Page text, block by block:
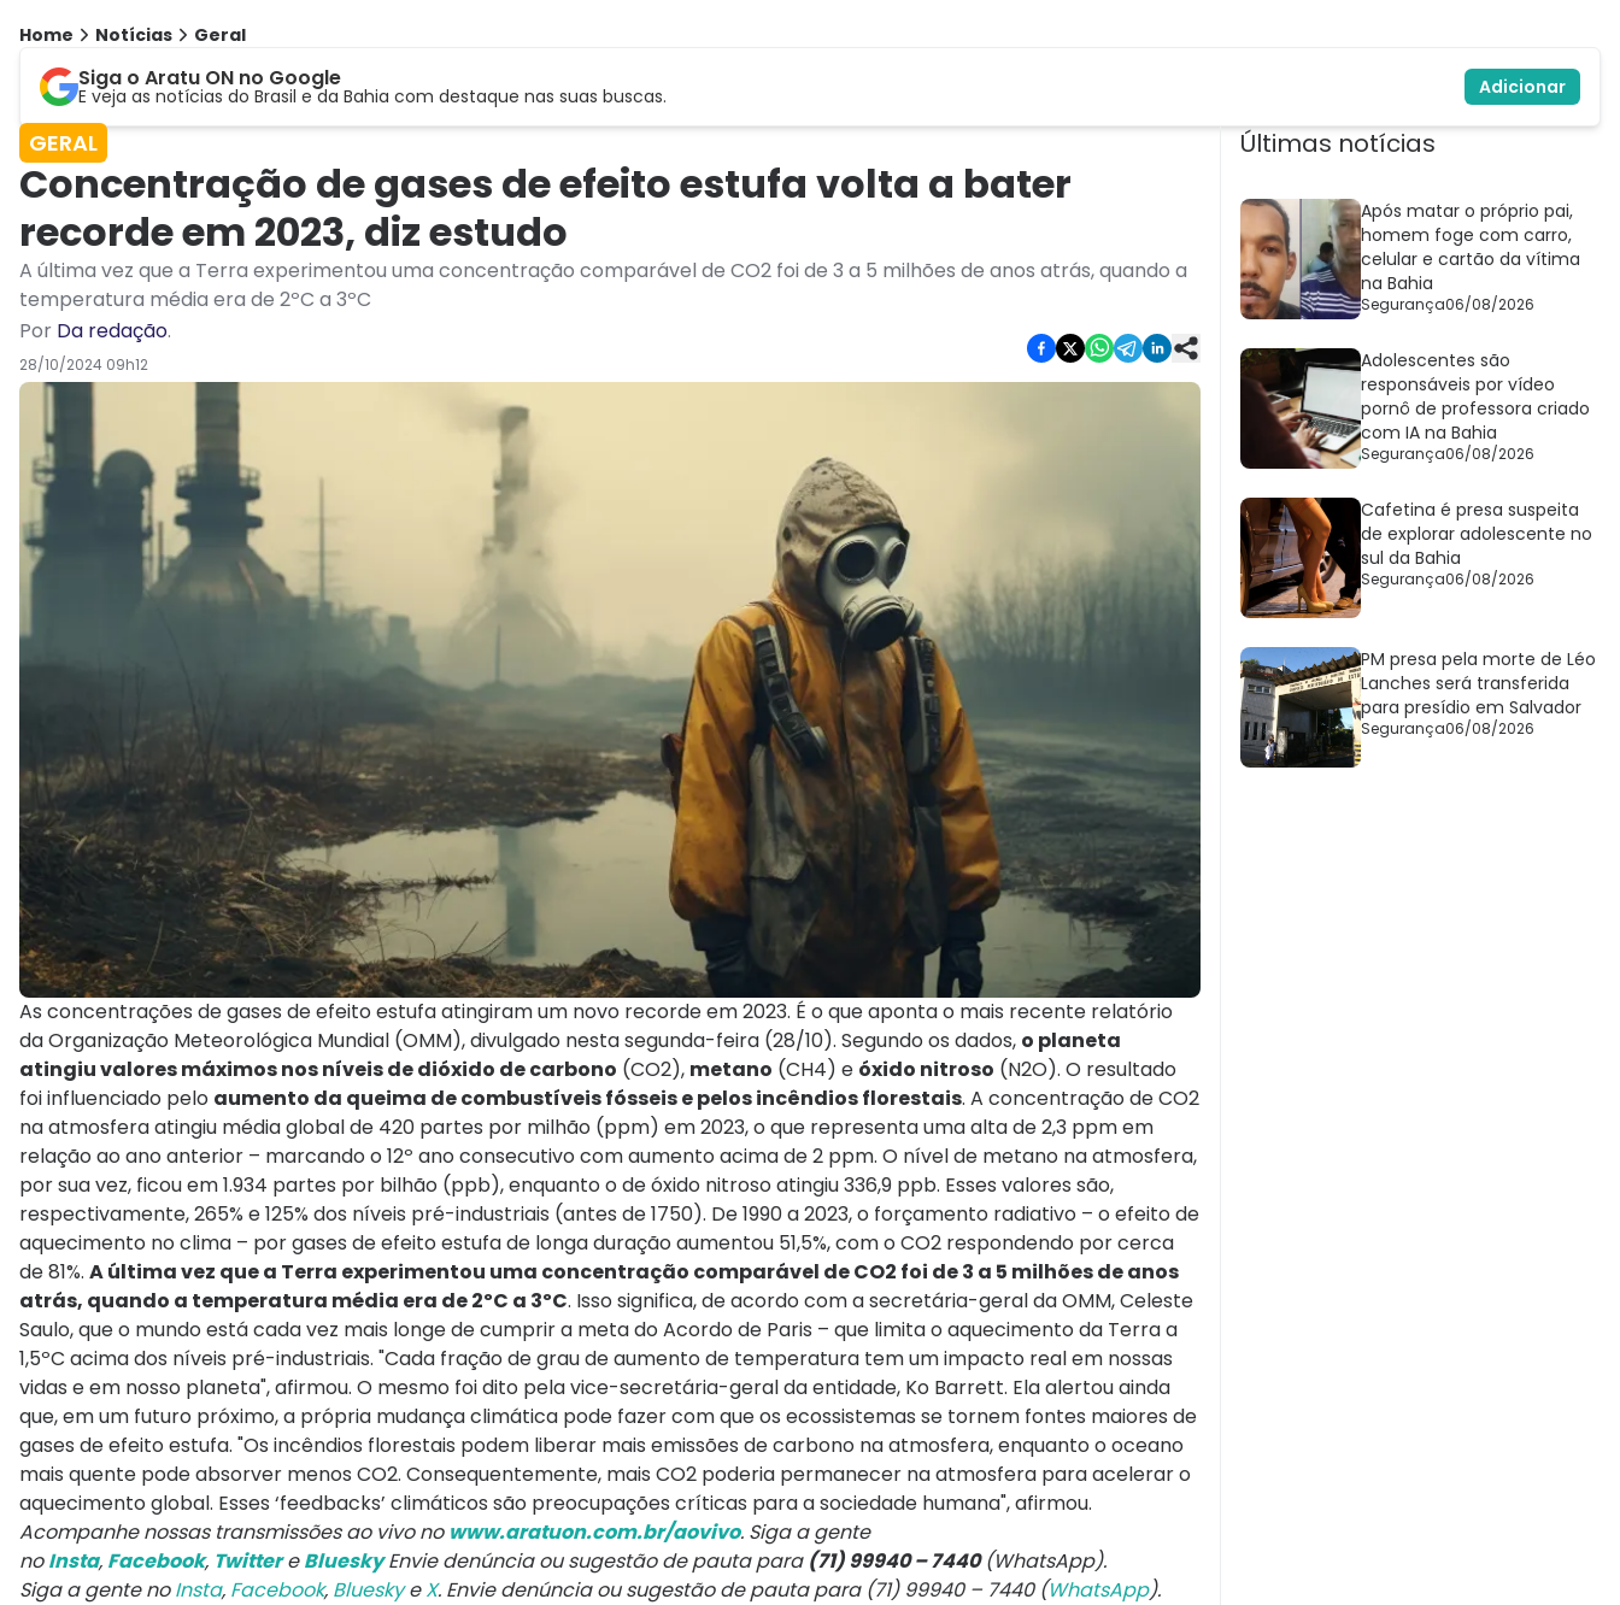
Home Notícias Geral
Siga o Aratu ON no Google
E veja as notícias do Brasil e da Bahia com destaque nas suas buscas. Adicionar
GERAL
Concentração de gases de efeito estufa volta a bater
recorde em 2023, diz estudo
A última vez que a Terra experimentou uma concentração comparável de CO2 foi de 3 a 5 milhões de anos atrás, quando a
temperatura média era de 2ºC a 3ºC
Por Da redação.
28/10/2024 09h12
As concentrações de gases de efeito estufa atingiram um novo recorde em 2023. É o que aponta o mais recente relatório
da Organização Meteorológica Mundial (OMM), divulgado nesta segunda-feira (28/10). Segundo os dados, o planeta
atingiu valores máximos nos níveis de dióxido de carbono (CO2), metano (CH4) e óxido nitroso (N2O). O resultado
foi influenciado pelo aumento da queima de combustíveis fósseis e pelos incêndios florestais. A concentração de CO2
na atmosfera atingiu média global de 420 partes por milhão (ppm) em 2023, o que representa uma alta de 2,3 ppm em
relação ao ano anterior – marcando o 12º ano consecutivo com aumento acima de 2 ppm. O nível de metano na atmosfera,
por sua vez, ficou em 1.934 partes por bilhão (ppb), enquanto o de óxido nitroso atingiu 336,9 ppb. Esses valores são,
respectivamente, 265% e 125% dos níveis pré-industriais (antes de 1750). De 1990 a 2023, o forçamento radiativo – o efeito de
aquecimento no clima – por gases de efeito estufa de longa duração aumentou 51,5%, com o CO2 respondendo por cerca
de 81%. A última vez que a Terra experimentou uma concentração comparável de CO2 foi de 3 a 5 milhões de anos
atrás, quando a temperatura média era de 2ºC a 3ºC. Isso significa, de acordo com a secretária-geral da OMM, Celeste
Saulo, que o mundo está cada vez mais longe de cumprir a meta do Acordo de Paris – que limita o aquecimento da Terra a
1,5ºC acima dos níveis pré-industriais. "Cada fração de grau de aumento de temperatura tem um impacto real em nossas
vidas e em nosso planeta", afirmou. O mesmo foi dito pela vice-secretária-geral da entidade, Ko Barrett. Ela alertou ainda
que, em um futuro próximo, a própria mudança climática pode fazer com que os ecossistemas se tornem fontes maiores de
gases de efeito estufa. "Os incêndios florestais podem liberar mais emissões de carbono na atmosfera, enquanto o oceano
mais quente pode absorver menos CO2. Consequentemente, mais CO2 poderia permanecer na atmosfera para acelerar o
aquecimento global. Esses ‘feedbacks’ climáticos são preocupações críticas para a sociedade humana", afirmou.
Acompanhe nossas transmissões ao vivo no www.aratuon.com.br/aovivo. Siga a gente
noInsta, Facebook, TwittereBlueskyEnvie denúncia ou sugestão de pauta para (71) 99940 – 7440(WhatsApp).
Siga a gente noInsta, Facebook, BlueskyeX. Envie denúncia ou sugestão de pauta para (71) 99940 – 7440 (WhatsApp).
Últimas notícias
Após matar o próprio pai,
homem foge com carro,
celular e cartão da vítima
na Bahia
Segurança06/08/2026
Adolescentes são
responsáveis por vídeo
pornô de professora criado
com IA na Bahia
Segurança06/08/2026
Cafetina é presa suspeita
de explorar adolescente no
sul da Bahia
Segurança06/08/2026
PM presa pela morte de Léo
Lanches será transferida
para presídio em Salvador
Segurança06/08/2026